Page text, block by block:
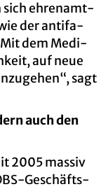
sich eh­ren­amt­
der an­ti­fa­
dem Me­di­
auf neue
sagt
auch den
2005 mas­siv
Ge­schäfts­